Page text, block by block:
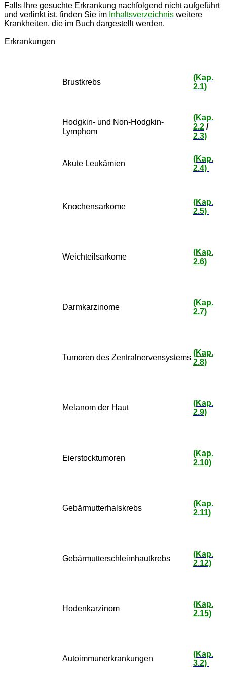
Falls Ihre gesuchte Erkrankung nachfolgend nicht aufgeführt
und verlinkt ist, finden Sie im Inhaltsverzeichnis weitere
Krankheiten, die im Buch dargestellt werden.
Erkrankungen
Brustkrebs
(Kap.
2.1)
Hodgkin- und Non-Hodgkin-
Lymphom
(Kap.
2.2 /
2.3)
Akute Leukämien
(Kap.
2.4)
Knochensarkome
(Kap.
2.5)
Weichteilsarkome
(Kap.
2.6)
Darmkarzinome
(Kap.
2.7)
Tumoren des Zentralnervensystems
(Kap.
2.8)
Melanom der Haut
(Kap.
2.9)
Eierstocktumoren
(Kap.
2.10)
Gebärmutterhalskrebs
(Kap.
2.11)
Gebärmutterschleimhautkrebs
(Kap.
2.12)
Hodenkarzinom
(Kap.
2.15)
Autoimmunerkrankungen
(Kap.
3.2)